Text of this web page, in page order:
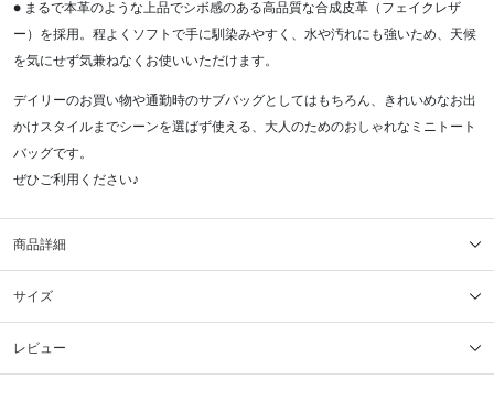
● まるで本革のような上品でシボ感のある高品質な合成皮革（フェイクレザ
ー）を採用。程よくソフトで手に馴染みやすく、水や汚れにも強いため、天候
を気にせず気兼ねなくお使いいただけます。
デイリーのお買い物や通勤時のサブバッグとしてはもちろん、きれいめなお出
かけスタイルまでシーンを選ばず使える、大人のためのおしゃれなミニトート
バッグです。
ぜひご利用ください♪
商品詳細
サイズ
レビュー